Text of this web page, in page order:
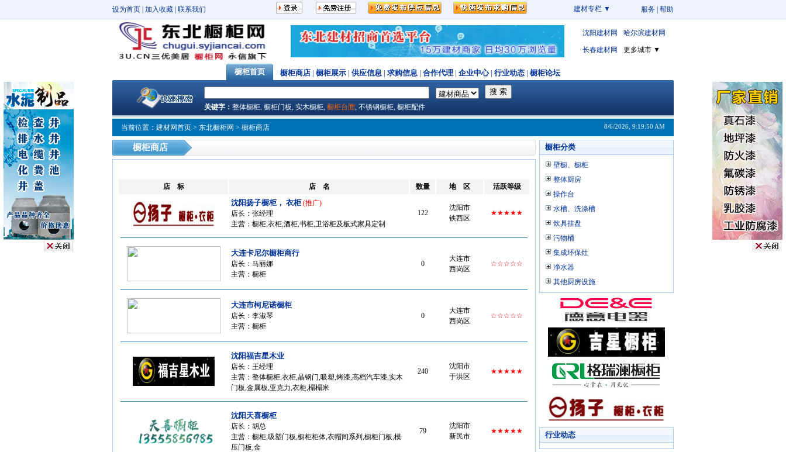
设为首页 加入收藏 联系我们 建材专栏 ▼ 服务 帮助
沈阳建材网 哈尔滨建材网
长春建材网 更多城市 ▼
橱柜首页 橱柜商店| 橱柜展示| 供应信息| 求购信息| 合作代理| 企业中心| 行业动态| 橱柜论坛
关键字： 整体橱柜, 橱柜门板, 实木橱柜, 橱柜台面, 不锈钢橱柜, 橱柜配件
·沈阳橱柜网沈阳专业橱柜市场!
·免费发布整体橱柜信息!
·轻松选材快乐装修!
当前位置： 建材网首页 > 东北橱柜网 > 橱柜商店 8/6/2026, 9:19:51 AM
橱柜商店
店 标 店 名 数量 地 区 活跃等级
沈阳扬子橱柜， 衣柜 (推广)
店长：张经理
主营：橱柜,衣柜,酒柜,书柜,卫浴柜及板式家具定制
122
沈阳市
铁西区
★★★★★
大连卡尼尔橱柜商行
店长：马丽娜
主营：橱柜
0
大连市
西岗区
☆☆☆☆☆
大连市柯尼诺橱柜
店长：李淑琴
主营：橱柜
0
大连市
西岗区
☆☆☆☆☆
沈阳福吉星木业
店长：王经理
主营：整体橱柜,衣柜,晶钢门,吸塑,烤漆,高档汽车漆,实木
门板,金属板,亚克力,衣柜,榻榻米
240
沈阳市
于洪区
★★★★★
沈阳天喜橱柜
店长：胡总
主营：橱柜,吸塑门板,橱柜柜体,衣帽间系列,橱柜门板,模
压门板,金
79
沈阳市
新民市
★★★★★
橱柜分类
壁橱、橱柜
整体厨房
操作台
水槽、洗涤槽
炊具挂盘
污物桶
集成环保灶
净水器
其他厨房设施
行业动态